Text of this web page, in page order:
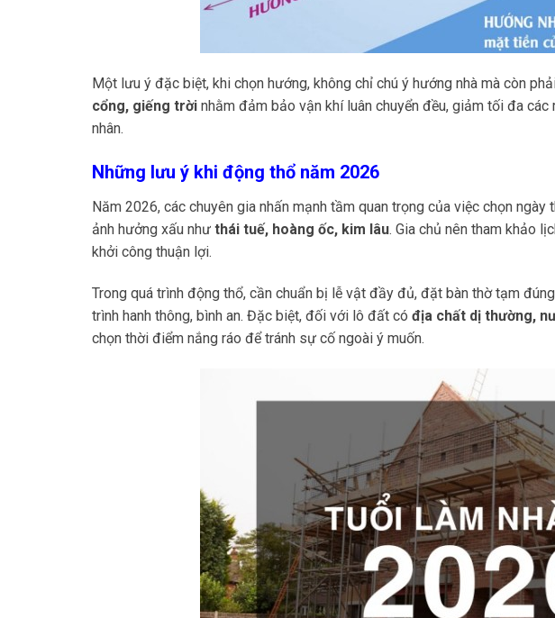
Một lưu ý đặc biệt, khi chọn hướng, không chỉ chú ý hướng nhà mà còn
cổng, giếng trời nhằm đảm bảo vận khí luân chuyển đều, giảm tối đa
nhân.
Những lưu ý khi động thổ năm 2026
Năm 2026, các chuyên gia nhấn mạnh tầm quan trọng của việc chọn ngày
ảnh hưởng xấu như thái tuế, hoàng ốc, kim lâu. Gia chủ nên tham khảo
khởi công thuận lợi.
Trong quá trình động thổ, cần chuẩn bị lễ vật đầy đủ, đặt bàn thờ tạm
trình hanh thông, bình an. Đặc biệt, đối với lô đất có địa chất dị thường,
chọn thời điểm nắng ráo để tránh sự cố ngoài ý muốn.